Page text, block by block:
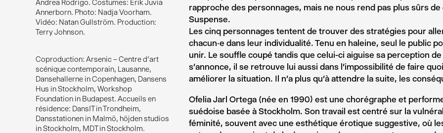
Andrea Rodrigo. Costumes: Erik Juvia
Annerborn. Photo: Nadja Voorham.
Vidéo: Natan Gullström. Production:
Terry Johnson.
Coproduction: Arsenic – Centre d’art
scénique contemporain, Lausanne,
Dansehallerne in Copenhagen, Dansens
Hus in Stockholm, Workshop
Foundation in Budapest. Accueils en
résidence: DansIT in Trondheim,
Dansstationen in Malmö, höjden studios
in Stockholm, MDT in Stockholm.
rapproche des personnages, mais ne nous rend pas plus sûrs
Suspense.
Les cinq personnages tentent de trouver des stratégies pour
chacun·e dans leur individualité. Tenu en haleine, seul le public
unir. Le souffle coupé tandis que celui-ci aiguise sa perception de
s’annonce, il se retrouve lui aussi dans l’impossibilité de faire
améliorer la situation. Il n’a plus qu’à attendre la suite, les
Ofelia Jarl Ortega (née en 1990) est une chorégraphe et
suédoise basée à Stockholm. Son travail est centré sur la
féminité, souvent avec une esthétique érotique suggestive, où